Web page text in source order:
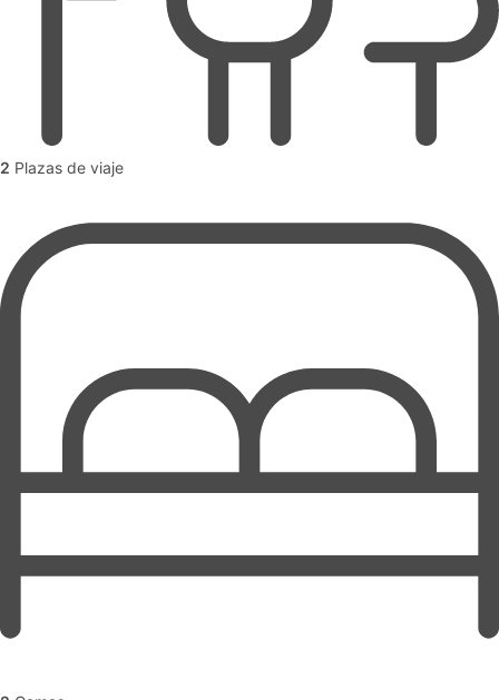
2 Plazas de viaje